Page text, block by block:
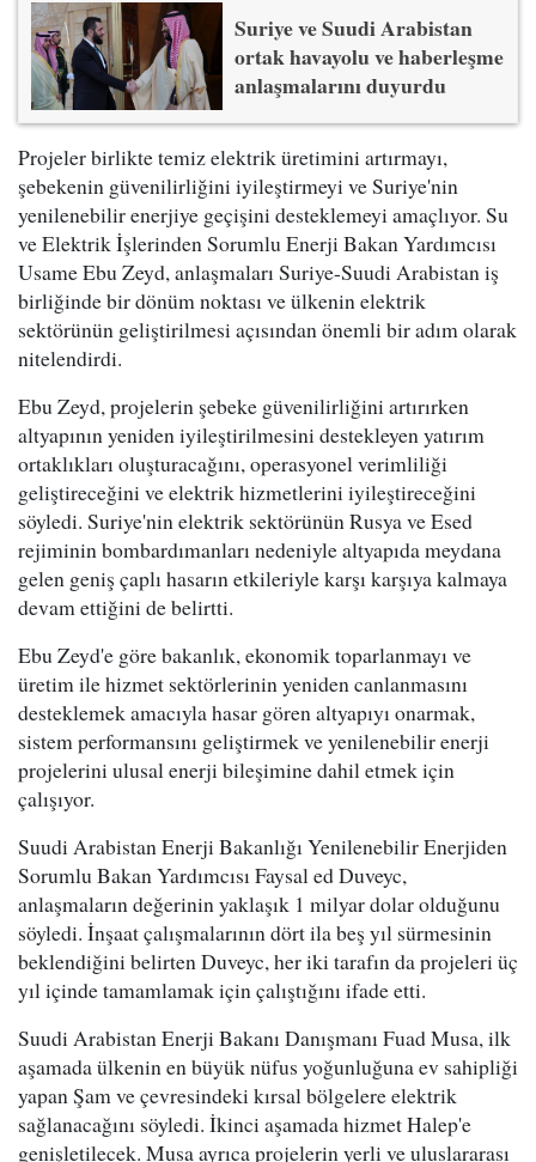
Suriye ve Suudi Arabistan
ortak havayolu ve haberleşme
anlaşmalarını duyurdu
Projeler birlikte temiz elektrik üretimini artırmayı,
şebekenin güvenilirliğini iyileştirmeyi ve Suriye'nin
yenilenebilir enerjiye geçişini desteklemeyi amaçlıyor. Su
ve Elektrik İşlerinden Sorumlu Enerji Bakan Yardımcısı
Usame Ebu Zeyd, anlaşmaları Suriye-Suudi Arabistan iş
birliğinde bir dönüm noktası ve ülkenin elektrik
sektörünün geliştirilmesi açısından önemli bir adım olarak
nitelendirdi.
Ebu Zeyd, projelerin şebeke güvenilirliğini artırırken
altyapının yeniden iyileştirilmesini destekleyen yatırım
ortaklıkları oluşturacağını, operasyonel verimliliği
geliştireceğini ve elektrik hizmetlerini iyileştireceğini
söyledi. Suriye'nin elektrik sektörünün Rusya ve Esed
rejiminin bombardımanları nedeniyle altyapıda meydana
gelen geniş çaplı hasarın etkileriyle karşı karşıya kalmaya
devam ettiğini de belirtti.
Ebu Zeyd'e göre bakanlık, ekonomik toparlanmayı ve
üretim ile hizmet sektörlerinin yeniden canlanmasını
desteklemek amacıyla hasar gören altyapıyı onarmak,
sistem performansını geliştirmek ve yenilenebilir enerji
projelerini ulusal enerji bileşimine dahil etmek için
çalışıyor.
Suudi Arabistan Enerji Bakanlığı Yenilenebilir Enerjiden
Sorumlu Bakan Yardımcısı Faysal ed Duveyc,
anlaşmaların değerinin yaklaşık 1 milyar dolar olduğunu
söyledi. İnşaat çalışmalarının dört ila beş yıl sürmesinin
beklendiğini belirten Duveyc, her iki tarafın da projeleri üç
yıl içinde tamamlamak için çalıştığını ifade etti.
Suudi Arabistan Enerji Bakanı Danışmanı Fuad Musa, ilk
aşamada ülkenin en büyük nüfus yoğunluğuna ev sahipliği
yapan Şam ve çevresindeki kırsal bölgelere elektrik
sağlanacağını söyledi. İkinci aşamada hizmet Halep'e
genişletilecek. Musa ayrıca projelerin yerli ve uluslararası